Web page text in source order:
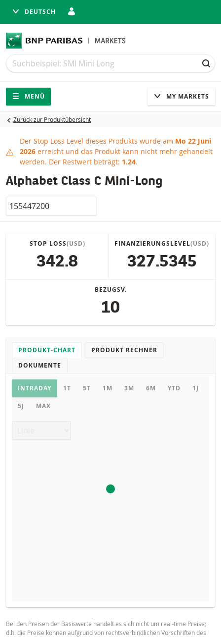
DEUTSCH
Suche
Suche
Navigation
Seitennavigation
MENÜ MY MARKETS
Zurück zur Produktübersicht
Stop Loss erreicht
Der Stop Loss Level dieses Produkts wurde am Mo 22 Juni
2026 erreicht und das Produkt kann nicht mehr gehandelt
werden. Der Restwert beträgt: 1.24.
Alphabet Class C Mini-Long
Valor
STOP LOSS(USD)
342.8
FINANZIERUNGSLEVEL(USD)
327.5345
BEZUGSV.
10
PRODUKT-CHART
PRODUKT RECHNER
DOKUMENTE
Chart
INTRADAY 1T 5T 1M 3M 6M YTD 1J
5J MAX
Der Rechner für dieses Produkt ist deaktiviert, da der Stop-
Loss-Level dieses Produkts erreicht wurde.
BROSCHÜRE
Bei den Preisen der Basiswerte handelt es sich nicht um real-time Preise;
d.h. die Preise können aufgrund von rechtsverbindlichen Vorschriften des